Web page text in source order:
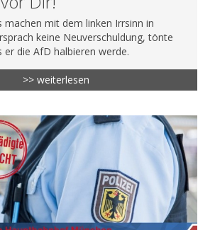
machen mit dem linken Irrsinn in
keine Neuverschuldung, tönte
er die AfD halbieren werde.
>> weiterlesen